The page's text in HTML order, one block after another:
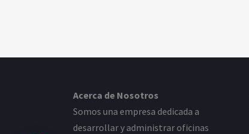
Acerca de Nosotros
Somos una empresa dedicada a
desarrollar y administrar oficinas